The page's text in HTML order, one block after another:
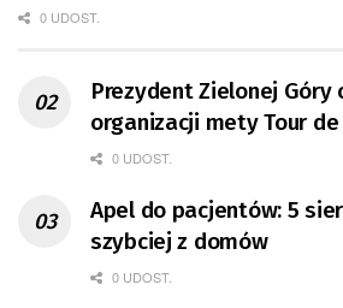
0 UDOST.
Prezydent Zielonej Góry
organizacji mety Tour
0 UDOST.
Apel do pacjentów: 5
szybciej z domów
0 UDOST.